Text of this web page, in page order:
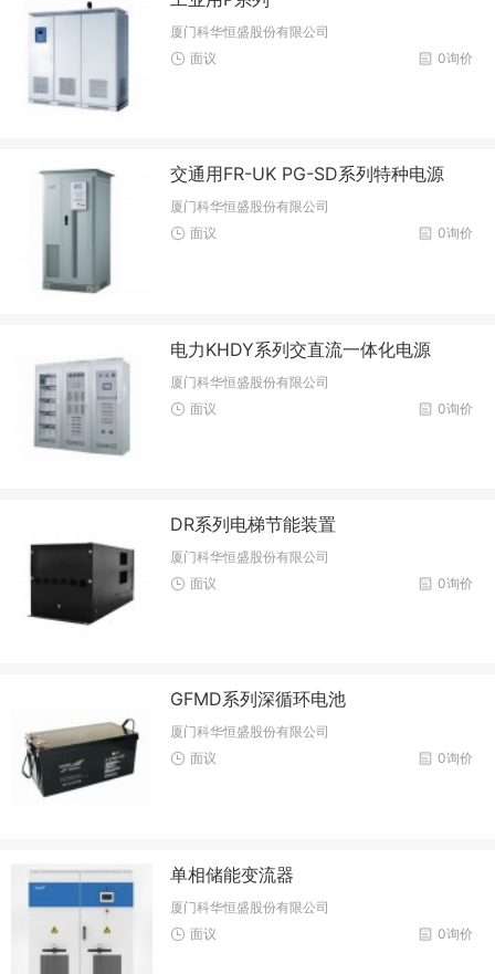
厦门科华恒盛股份有限公司
0询价
面议
交通用FR-UK PG-SD系列特种电源
厦门科华恒盛股份有限公司
0询价
面议
电力KHDY系列交直流一体化电源
厦门科华恒盛股份有限公司
0询价
面议
DR系列电梯节能装置
厦门科华恒盛股份有限公司
0询价
面议
GFMD系列深循环电池
厦门科华恒盛股份有限公司
0询价
面议
单相储能变流器
厦门科华恒盛股份有限公司
0询价
面议